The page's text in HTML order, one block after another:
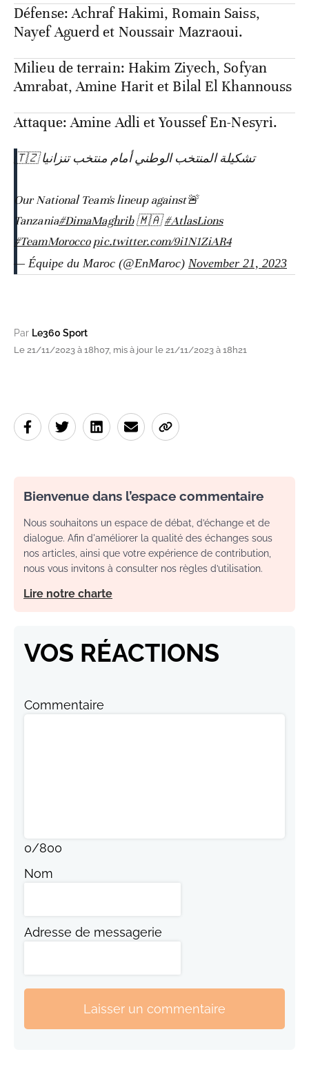
Défense: Achraf Hakimi, Romain Saiss,
Nayef Aguerd et Noussair Mazraoui.
Milieu de terrain: Hakim Ziyech, Sofyan
Amrabat, Amine Harit et Bilal El Khannouss
Attaque: Amine Adli et Youssef En-Nesyri.
تشكيلة المنتخب الوطني أمام منتخب تنزانيا 🇹🇿
🚨Our National Team's lineup against
Tanzania#DimaMaghrib🇲🇦#AtlasLions
#TeamMorocco pic.twitter.com/9i1N1ZiAR4
— Équipe du Maroc (@EnMaroc) November 21, 2023
Par Le360 Sport
Le 21/11/2023 à 18h07, mis à jour le 21/11/2023 à 18h21
Bienvenue dans l’espace commentaire
Nous souhaitons un espace de débat, d’échange et de
dialogue. Afin d'améliorer la qualité des échanges sous
nos articles, ainsi que votre expérience de contribution,
nous vous invitons à consulter nos règles d’utilisation.
Lire notre charte
VOS RÉACTIONS
Commentaire
0/800
Nom
Adresse de messagerie
Laisser un commentaire